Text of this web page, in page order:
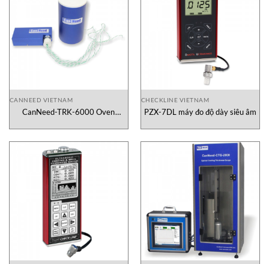
CANNEED VIETNAM
CanNeed-TRK-6000 Oven
CHECKLINE VIETNAM
PZX-7DL máy đo độ dày siêu âm